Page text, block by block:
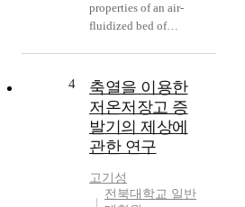
a
properties of an air-
fluidized bed of
air volume and types
of distributor on the
bubble frequency
distributions were
observed at various
radial positions(R)
along the axial
4
축열을 이용한
저온저장고 증
발기의 제상에
관한 연구
고기성
전북대학교 일반